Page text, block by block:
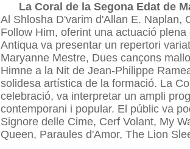
La Coral de la Segona Edat de
Al Shlosha D'varim d'Allan E. Naplan,
Follow Him, oferint una actuació
Antiqua va presentar un repertori
Maryanne Mestre, Dues cançons
Himne a la Nit de Jean-Philippe
solidesa artística de la formació. La
celebració, va interpretar un ampli
contemporani i popular. El públic va
Signore delle Cime, Cerf Volant, My
Queen, Paraules d'Amor, The Lion